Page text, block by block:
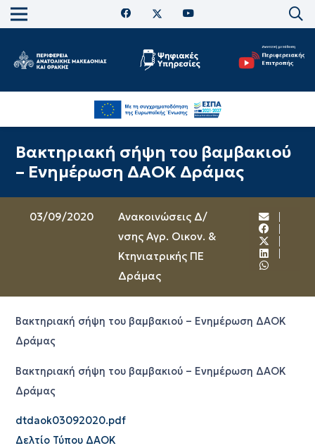
Βακτηριακή σήψη του βαμβακιού
– Ενημέρωση ΔΑΟΚ Δράμας
03/09/2020
Ανακοινώσεις Δ/
νσης Αγρ. Οικον. &
Κτηνιατρικής ΠΕ
Δράμας
Βακτηριακή σήψη του βαμβακιού – Ενημέρωση ΔΑΟΚ
Δράμας
Βακτηριακή σήψη του βαμβακιού – Ενημέρωση ΔΑΟΚ
Δράμας
dtdaok03092020.pdf
Δελτίο Τύπου ΔΑΟΚ